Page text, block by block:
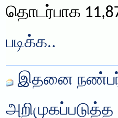
தொடர்பாக
படிக்க..
இதனை
அறிமுகப்படுத்த